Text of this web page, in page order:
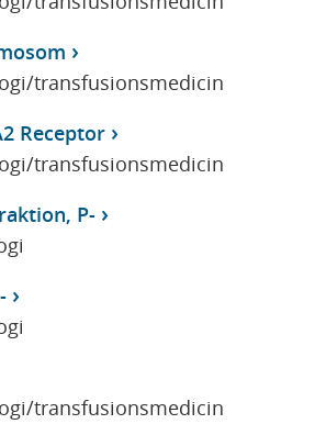
transfusionsmedicin
Receptor
transfusionsmedicin
P-
transfusionsmedicin